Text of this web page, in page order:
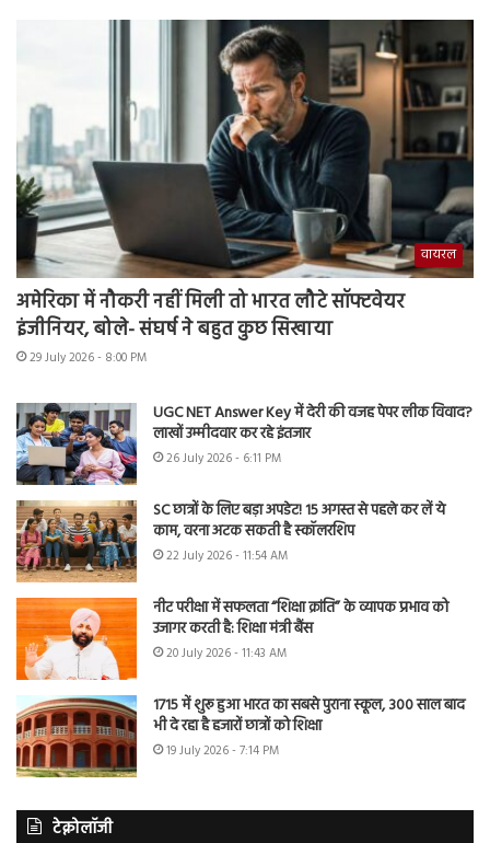
वायरल
अमेरिका में नौकरी नहीं मिली तो भारत लौटे सॉफ्टवेयर
इंजीनियर, बोले- संघर्ष ने बहुत कुछ सिखाया
29 July 2026 - 8:00 PM
UGC NET Answer Key में देरी की वजह पेपर लीक विवाद?
लाखों उम्मीदवार कर रहे इंतजार
26 July 2026 - 6:11 PM
SC छात्रों के लिए बड़ा अपडेट! 15 अगस्त से पहले कर लें ये
काम, वरना अटक सकती है स्कॉलरशिप
22 July 2026 - 11:54 AM
नीट परीक्षा में सफलता “शिक्षा क्रांति” के व्यापक प्रभाव को
उजागर करती है: शिक्षा मंत्री बैंस
20 July 2026 - 11:43 AM
1715 में शुरू हुआ भारत का सबसे पुराना स्कूल, 300 साल बाद
भी दे रहा है हजारों छात्रों को शिक्षा
19 July 2026 - 7:14 PM
टेक्नोलॉजी